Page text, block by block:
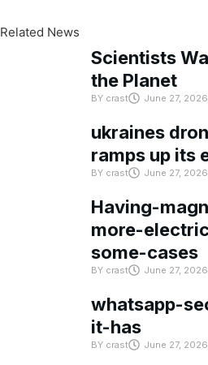
Related News
Scientists
the Planet
BY crast June 27, 2026
ukraines
ramps up its
BY crast June 27, 2026
Having-
more-
some-cases
BY crast June 27, 2026
whatsapp-
it-has
BY crast June 27, 2026